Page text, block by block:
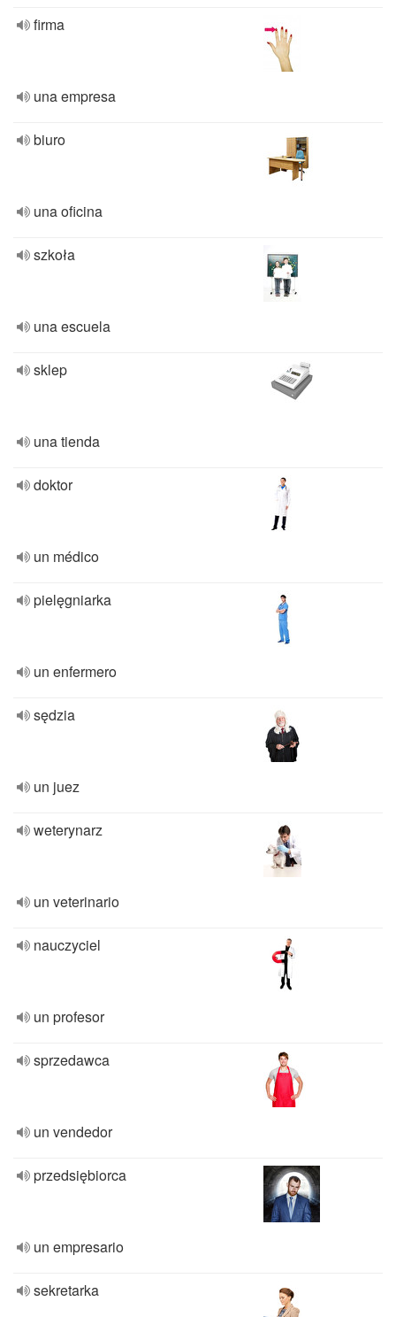
firma
una empresa
biuro
una oficina
szkoła
una escuela
sklep
una tienda
doktor
un médico
pielęgniarka
un enfermero
sędzia
un juez
weterynarz
un veterinario
nauczyciel
un profesor
sprzedawca
un vendedor
przedsiębiorca
un empresario
sekretarka